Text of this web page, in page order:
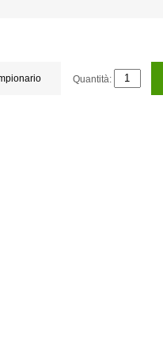
Quantità: